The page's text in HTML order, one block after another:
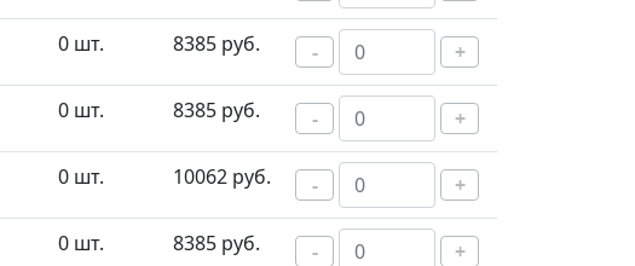
0 шт. 8385 руб. - +
0 шт. 8385 руб. - +
0 шт. 10062 руб. - +
0 шт. 8385 руб. - +